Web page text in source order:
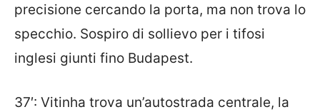
precisione cercando la porta, ma non trova lo
specchio. Sospiro di sollievo per i tifosi
inglesi giunti fino Budapest.
37′: Vitinha trova un’autostrada centrale, la